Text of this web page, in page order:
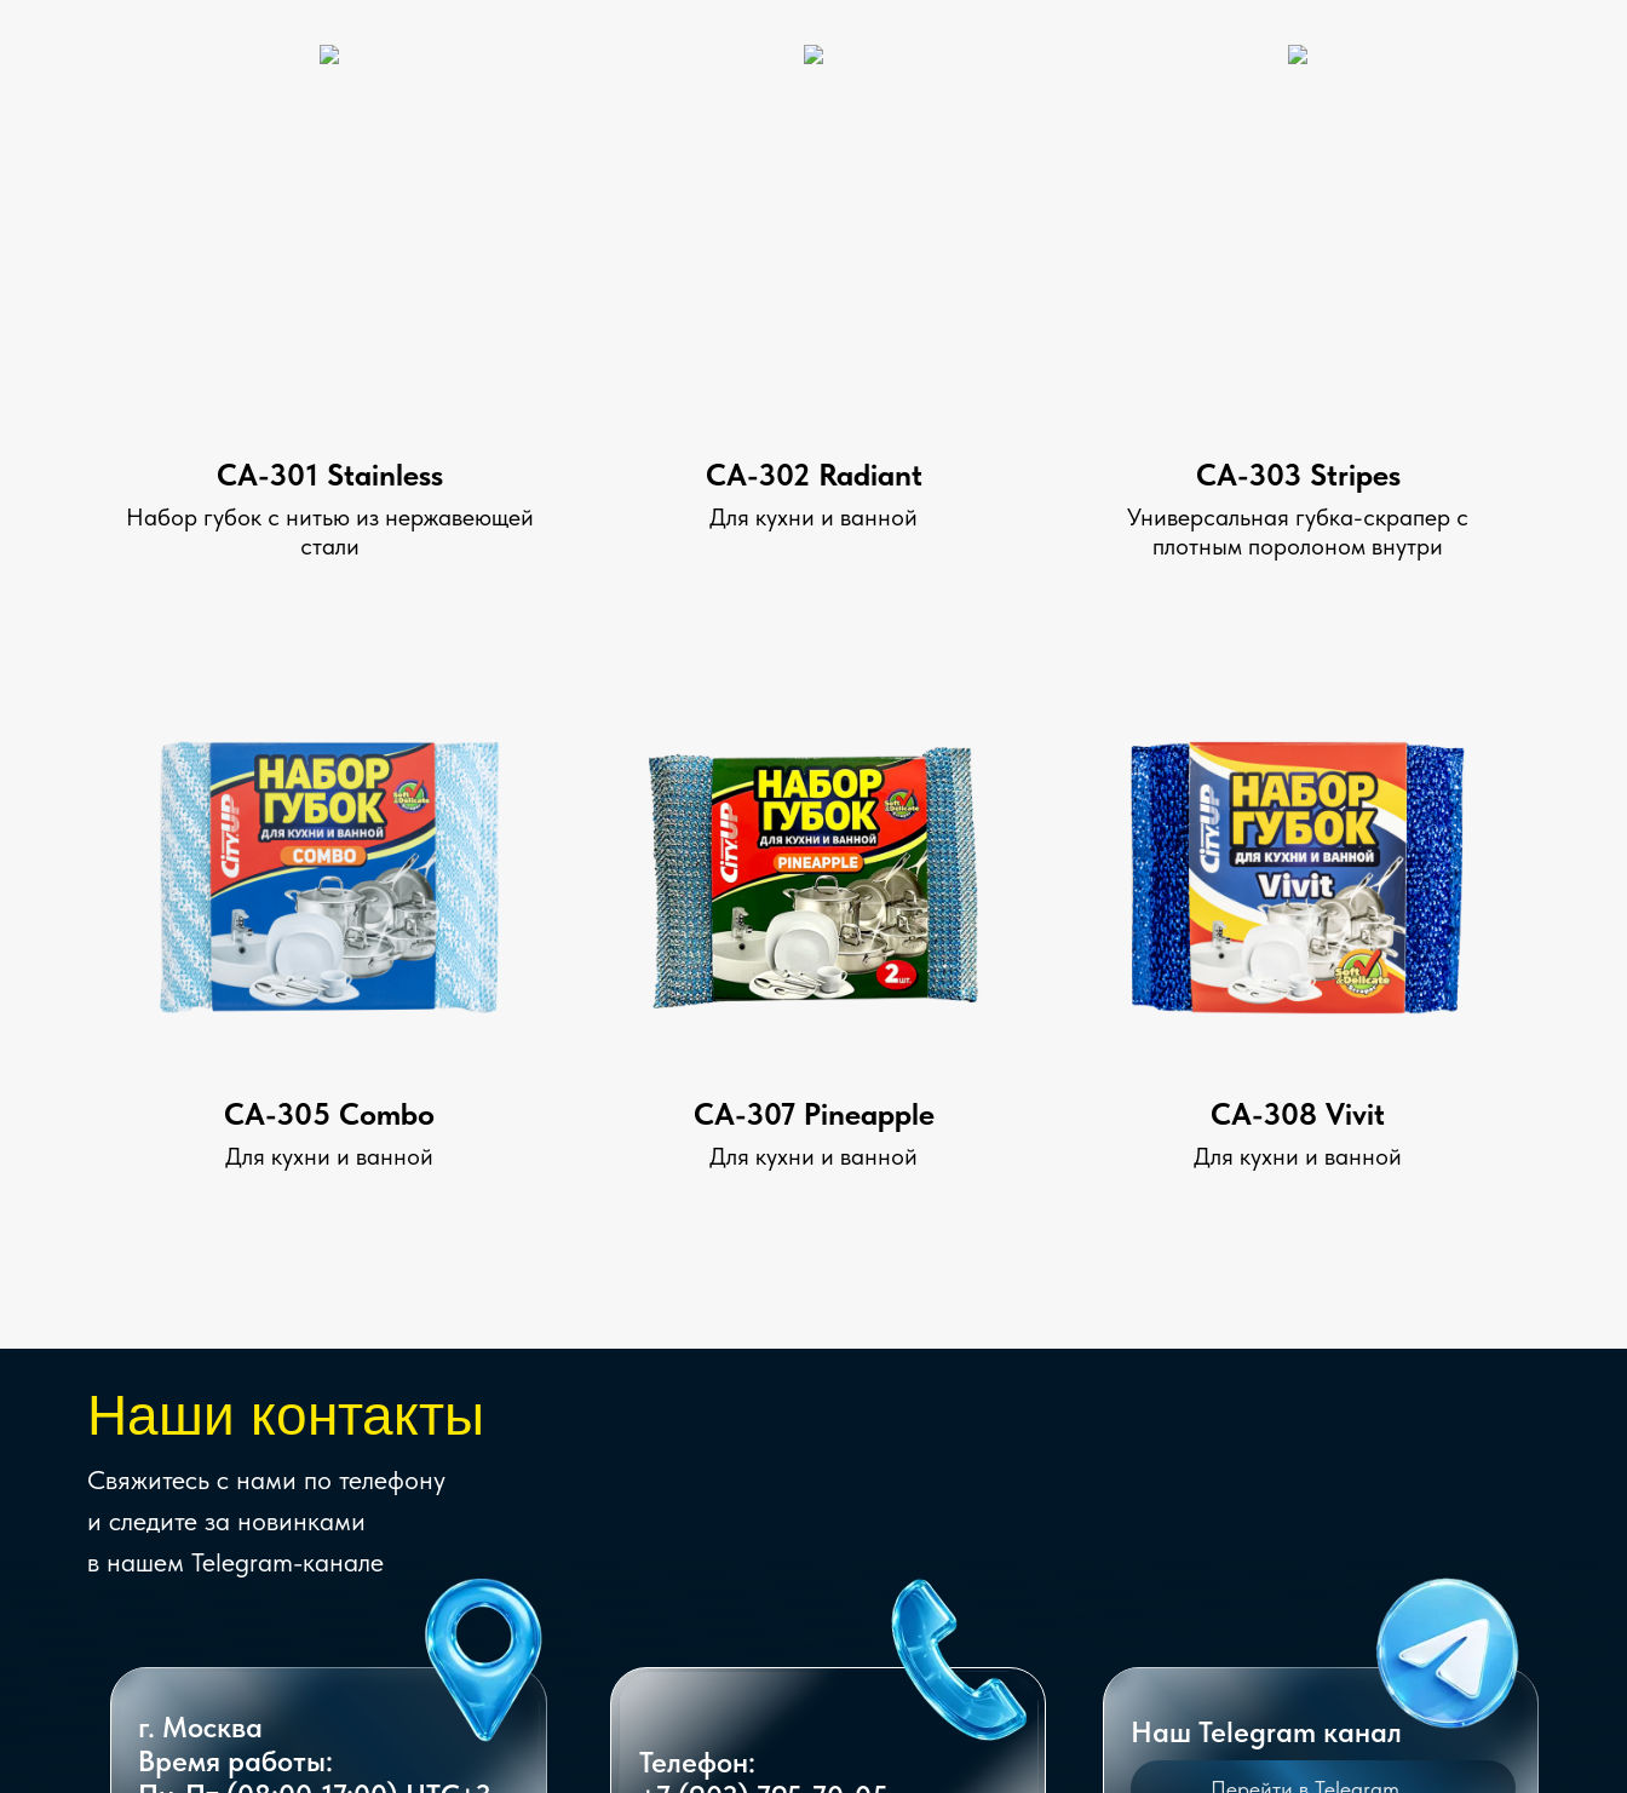
СА-301 Stainless
Набор губок с нитью из нержавеющей
стали
CA-302 Radiant
Для кухни и ванной
СА-303 Stripes
Универсальная губка-скрапер с
плотным поролоном внутри
СА-305 Combo
Для кухни и ванной
СА-307 Pineapple
Для кухни и ванной
CA-308 Vivit
Для кухни и ванной
Наши контакты
Свяжитесь с нами по телефону
и следите за новинками
в нашем Telegram-канале
Наш Telegram канал
Телефон:
г. Москва
Время работы: